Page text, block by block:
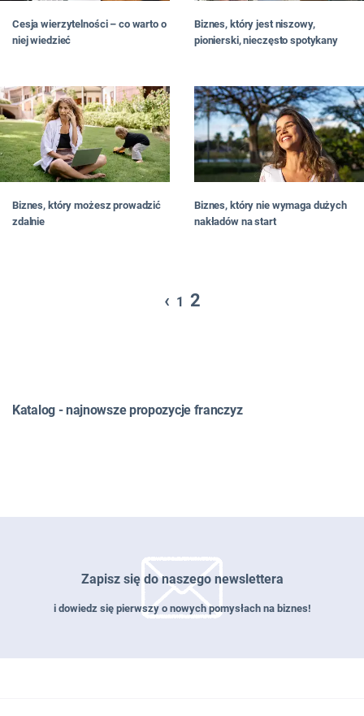
Cesja wierzytelności – co warto o
niej wiedzieć
Biznes, który jest niszowy,
pionierski, nieczęsto spotykany
Biznes, który możesz prowadzić
zdalnie
Biznes, który nie wymaga dużych
nakładów na start
‹ 1 2
Katalog - najnowsze propozycje franczyz
Zapisz się do naszego newslettera
i dowiedz się pierwszy o nowych pomysłach na biznes!